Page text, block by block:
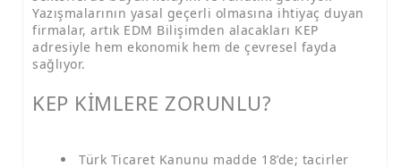
Yazışmalarının yasal geçerli olmasına ihtiyaç duyan
firmalar, artık EDM Bilişimden alacakları KEP
adresiyle hem ekonomik hem de çevresel fayda
sağlıyor.
KEP KİMLERE ZORUNLU?
Türk Ticaret Kanunu madde 18’de; tacirler